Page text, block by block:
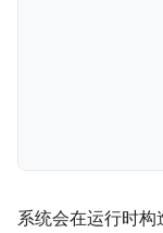
系统会在运行时